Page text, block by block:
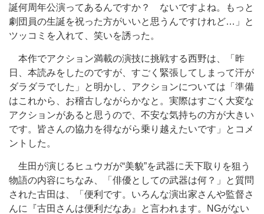
誕何周年公演ってあるんですか？ ないですよね。もっと
劇団員の生誕を祝った方がいいと思うんですけれど…」と
ツッコミを入れて、笑いを誘った。
本作でアクション満載の演技に挑戦する西野は、「昨
日、本読みをしたのですが、すごく緊張してしまって汗が
ダラダラでした」と明かし、アクションについては「準備
はこれから、お稽古しながらかなと。実際はすごく大変な
アクションがあると思うので、不安な気持ちの方が大きい
です。皆さんの協力を得ながら乗り越えたいです」とコメ
ントした。
生田が演じるヒュウガが“美貌”を武器に天下取りを狙う
物語の内容にちなみ、「俳優としての武器は何？」と質問
された古田は、「便利です。いろんな演出家さんや監督さ
んに『古田さんは便利だなあ』と言われます。NGがない